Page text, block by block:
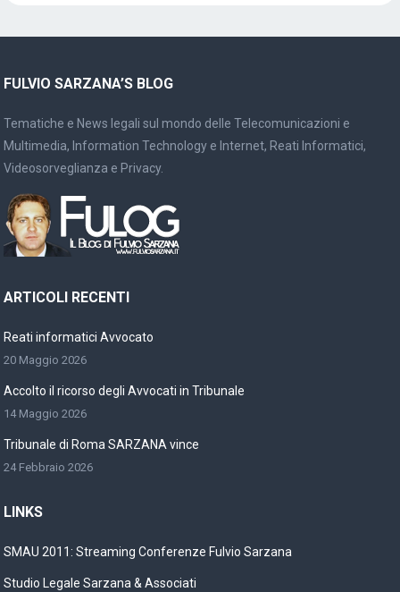
FULVIO SARZANA’S BLOG
Tematiche e News legali sul mondo delle Telecomunicazioni e
Multimedia, Information Technology e Internet, Reati Informatici,
Videosorveglianza e Privacy.
ARTICOLI RECENTI
Reati informatici Avvocato
20 Maggio 2026
Accolto il ricorso degli Avvocati in Tribunale
14 Maggio 2026
Tribunale di Roma SARZANA vince
24 Febbraio 2026
LINKS
SMAU 2011: Streaming Conferenze Fulvio Sarzana
Studio Legale Sarzana & Associati